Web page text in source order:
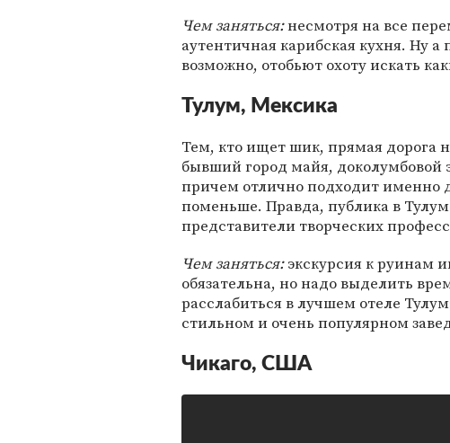
Чем заняться:несмотря на все
аутентичная карибская кухня. Ну
возможно, отобьют охоту искать
Тулум, Мексика
Тем, кто ищет шик, прямая дорога
бывший город майя,
причем отлично подходит именно
поменьше. Правда, публика в
представители творческих
Чем заняться:экскурсия к руинам
обязательна, но надо выделить
расслабиться в лучшем отеле
стильном и очень популярном
Чикаго, США